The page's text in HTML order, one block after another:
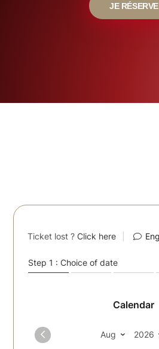
JE RÉSERVE